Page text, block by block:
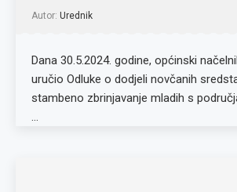
Autor: Urednik
Dana 30.5.2024. godine, općinski
uručio Odluke o dodjeli novčanih
stambeno zbrinjavanje mladih s
…